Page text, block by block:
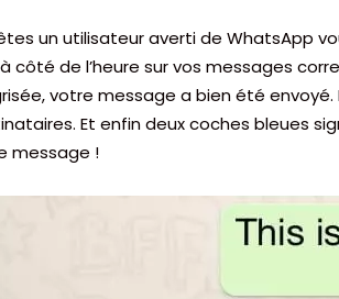
un utilisateur averti de WhatsApp
côté de l’heure sur vos messages
votre message a bien été
Et enfin deux coches bleues
message !